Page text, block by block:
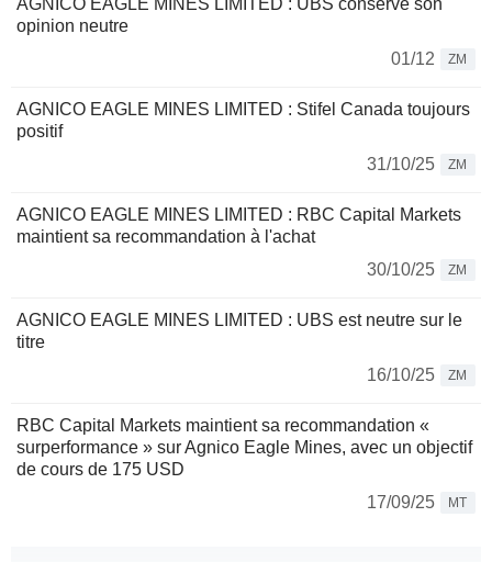
AGNICO EAGLE MINES LIMITED : UBS conserve son
opinion neutre
01/12
ZM
AGNICO EAGLE MINES LIMITED : Stifel Canada toujours
positif
31/10/25
ZM
AGNICO EAGLE MINES LIMITED : RBC Capital Markets
maintient sa recommandation à l'achat
30/10/25
ZM
AGNICO EAGLE MINES LIMITED : UBS est neutre sur le
titre
16/10/25
ZM
RBC Capital Markets maintient sa recommandation «
surperformance » sur Agnico Eagle Mines, avec un objectif
de cours de 175 USD
17/09/25
MT